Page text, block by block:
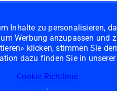
Inhalte zu personalisieren,
Werbung anzupassen und
klicken, stimmen Sie
dazu finden Sie in unserer
Cookie Richtlinie
.